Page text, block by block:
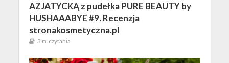
AZJATYCKĄ z pudełka PURE BEAUTY by
HUSHAAABYE #9. Recenzja
stronakosmetyczna.pl
3 m. czytania